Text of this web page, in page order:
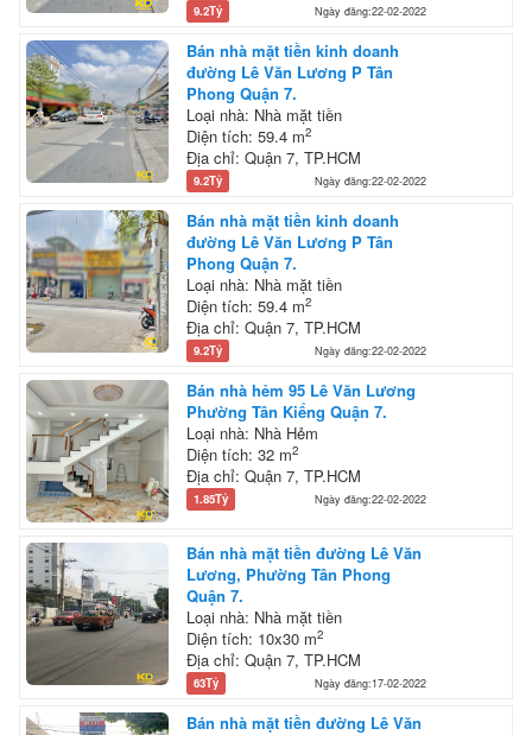
9.2Tỷ Ngày đăng:22-02-2022
Bán nhà mặt tiền kinh doanh
đường Lê Văn Lương P Tân
Phong Quận 7.
Loại nhà: Nhà mặt tiền
Diện tích: 59.4 m2
Địa chỉ: Quận 7, TP.HCM
9.2Tỷ Ngày đăng:22-02-2022
Bán nhà mặt tiền kinh doanh
đường Lê Văn Lương P Tân
Phong Quận 7.
Loại nhà: Nhà mặt tiền
Diện tích: 59.4 m2
Địa chỉ: Quận 7, TP.HCM
9.2Tỷ Ngày đăng:22-02-2022
Bán nhà hẻm 95 Lê Văn Lương
Phường Tân Kiểng Quận 7.
Loại nhà: Nhà Hẻm
Diện tích: 32 m2
Địa chỉ: Quận 7, TP.HCM
1.85Tỷ Ngày đăng:22-02-2022
Bán nhà mặt tiền đường Lê Văn
Lương, Phường Tân Phong
Quận 7.
Loại nhà: Nhà mặt tiền
Diện tích: 10x30 m2
Địa chỉ: Quận 7, TP.HCM
63Tỷ Ngày đăng:17-02-2022
Bán nhà mặt tiền đường Lê Văn